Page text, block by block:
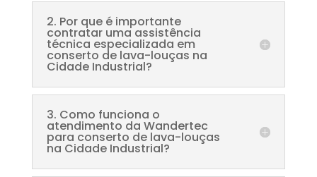
2. Por que é importante
contratar uma assistência
técnica especializada em
conserto de lava-louças na
Cidade Industrial?
3. Como funciona o
atendimento da Wandertec
para conserto de lava-louças
na Cidade Industrial?